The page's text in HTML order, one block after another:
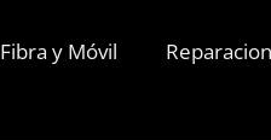
Fibra y Móvil